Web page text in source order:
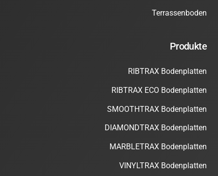
Terrassenboden
Produkte
RIBTRAX Bodenplatten
RIBTRAX ECO Bodenplatten
SMOOTHTRAX Bodenplatten
DIAMONDTRAX Bodenplatten
MARBLETRAX Bodenplatten
VINYLTRAX Bodenplatten